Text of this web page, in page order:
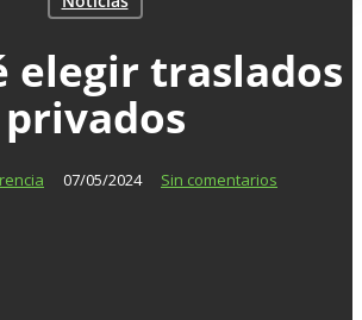
elegir traslados
privados
07/05/2024 Sin comentarios